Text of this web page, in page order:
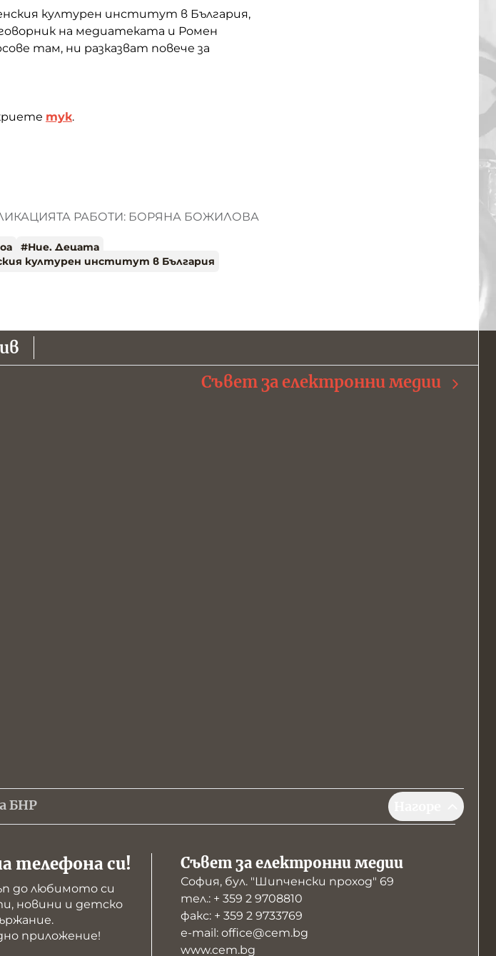
културен институт в България,
на медиатеката и Ромен
там, ни разказват повече за
тук.
РАБОТИ: БОРЯНА БОЖИЛОВА
#Ние, Децата
културен институт в България
Съвет за електронни медии
БНР
телефона си!
до любимото си
новини и детско
приложение!
Съвет за електронни медии
София, бул. "Шипченски проход" 69
тел.: + 359 2 9708810
факс: + 359 2 9733769
е-mail: office@cem.bg
www.cem.bg